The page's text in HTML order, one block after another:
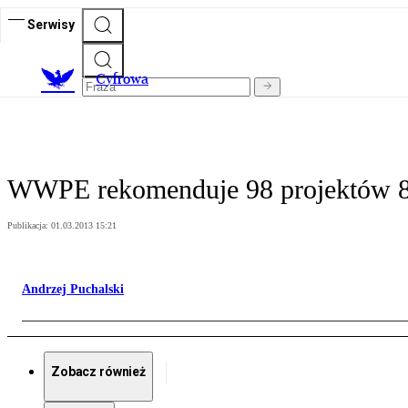
Serwisy
Cyfrowa
WWPE rekomenduje 98 projektów
Publikacja: 01.03.2013 15:21
Andrzej Puchalski
Zobacz również